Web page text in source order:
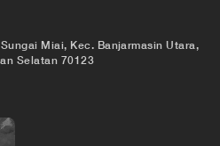
Miai, Kec. Banjarmasin Utara,
Selatan 70123